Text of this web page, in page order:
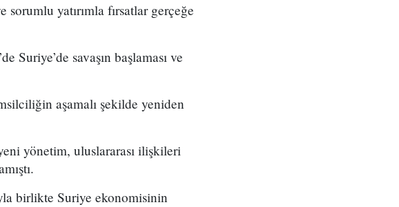
yatırımla fırsatlar gerçeğe
Suriye’de savaşın başlaması ve
aşamalı şekilde yeniden
yönetim, uluslararası ilişkileri
birlikte Suriye ekonomisinin